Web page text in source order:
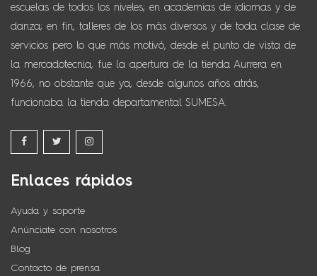
escuelas de todos los niveles; en academias de idiomas y de
danza; en fin, talleres de los más diversos y de toda clase de
servicios pero lo que más motivó, desde el punto de vista de
la mercadotecnia, fue la apertura de la tienda Aurrera en
1966, no obstante que ya, desde algunos años atrás,
funcionaba la tienda departamental SUMESA.
Enlaces rápidos
Ayuda y soporte
Anúnciate con nosotros
Blog
Contacto de prensa